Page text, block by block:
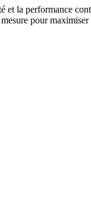
et la performance
pour